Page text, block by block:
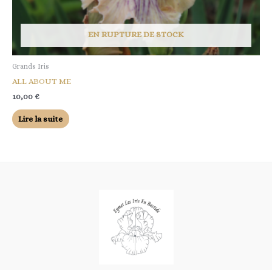
EN RUPTURE DE STOCK
Grands Iris
ALL ABOUT ME
10,00 €
Lire la suite